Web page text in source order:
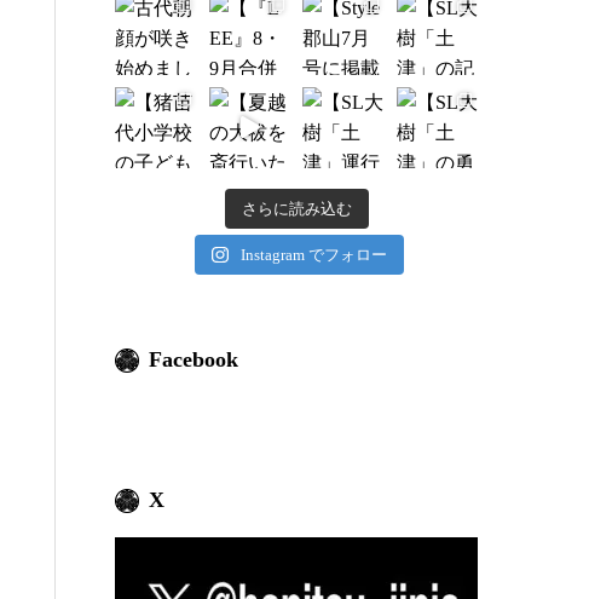
さらに読み込む
Instagram でフォロー
Facebook
X